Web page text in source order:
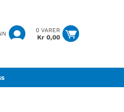
0 VARER
Kr0,00